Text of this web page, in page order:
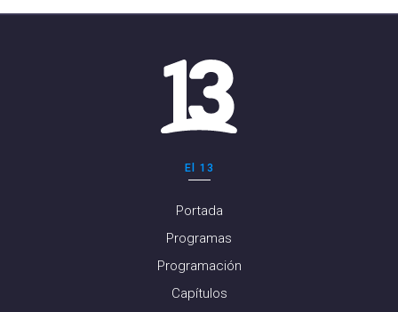
El 13
Portada
Programas
Programación
Capítulos